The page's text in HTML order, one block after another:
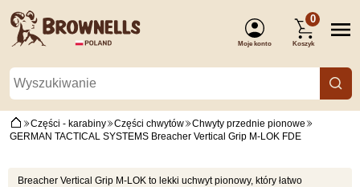
Moje konto
0
Koszyk
Części - karabiny Części chwytów
Chwyty przednie pionowe
GERMAN TACTICAL SYSTEMS Breacher Vertical Grip M-LOK FDE
Breacher Vertical Grip M-LOK to lekki uchwyt pionowy, który łatwo